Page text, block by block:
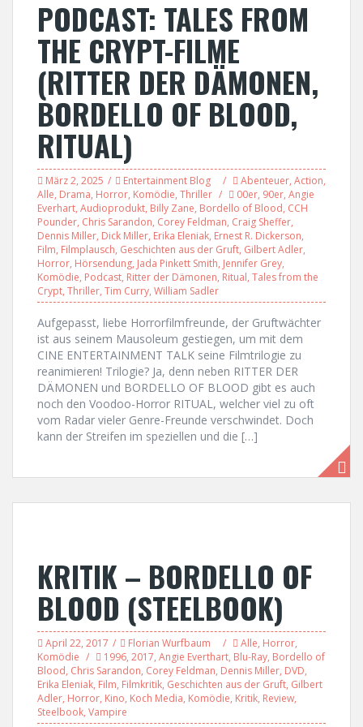
PODCAST: TALES FROM
THE CRYPT-FILME
(RITTER DER DÄMONEN,
BORDELLO OF BLOOD,
RITUAL)
März 2, 2025 Entertainment Blog Abenteuer, Action,
Alle, Drama, Horror, Komödie, Thriller 00er, 90er, Angie
Everhart, Audioprodukt, Billy Zane, Bordello of Blood, CCH
Pounder, Chris Sarandon, Corey Feldman, Craig Sheffer,
Dennis Miller, Dick Miller, Erika Eleniak, Ernest R. Dickerson,
Film, Filmplausch, Geschichten aus der Gruft, Gilbert Adler,
Horror, Hörsendung, Jada Pinkett Smith, Jennifer Grey,
Komödie, Podcast, Ritter der Dämonen, Ritual, Tales from the
Crypt, Thriller, Tim Curry, William Sadler
Aufgepasst, liebe Horrorfilmfreunde, der Gruftwächter
ist aus seinem Mausoleum gestiegen, um mit dem
CINE ENTERTAINMENT TALK seine Filmtrilogie zu
reanimieren! Trilogie? Ja, denn neben RITTER DER
DÄMONEN und BORDELLO OF BLOOD gibt es auch
noch den Voodoo-Horror RITUAL, welcher viel zu oft
vom Radar vieler Genre-Freunde verschwindet. Doch
kann der Streifen im speziellen und die […]
KRITIK – BORDELLO OF
BLOOD (STEELBOOK)
April 22, 2017 Florian Wurfbaum Alle, Horror,
Komödie
1996, 2017, Angie Everthart, Blu-Ray, Bordello of
Blood, Chris Sarandon, Corey Feldman, Dennis Miller, DVD,
Erika Eleniak, Film, Filmkritik, Geschichten aus der Gruft, Gilbert
Adler, Horror, Kino, Koch Media, Komödie, Kritik, Review,
Steelbook, Vampire